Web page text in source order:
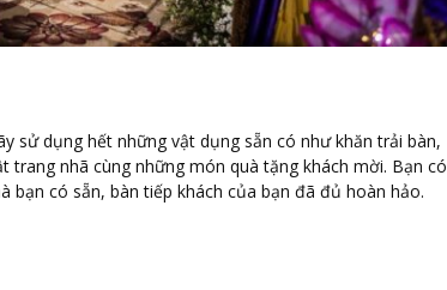
sử dụng hết những vật dụng sẵn có như khăn trải bàn,
nhã cùng những món quà tặng khách mời. Bạn có
bạn có sẵn, bàn tiếp khách của bạn đã đủ hoàn hảo.